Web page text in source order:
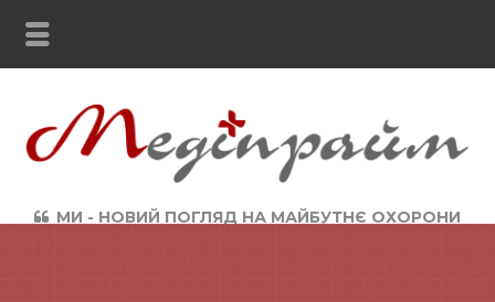
МИ - НОВИЙ ПОГЛЯД НА МАЙБУТНЄ ОХОРОНИ